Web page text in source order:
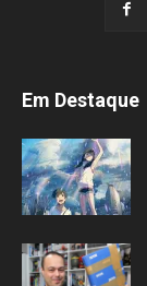
Em Destaque